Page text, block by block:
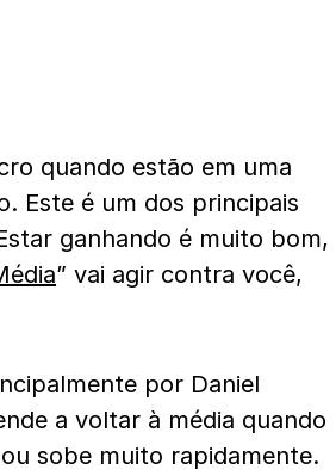
quando estão em uma
Este é um dos principais
ganhando é muito bom,
” vai agir contra você,
por Daniel
a voltar à média quando
sobe muito rapidamente.